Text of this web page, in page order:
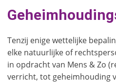
Tenzij enige wettelijke
elke natuurlijke of
in opdracht van Mens & Zo
verricht, tot geheimhouding